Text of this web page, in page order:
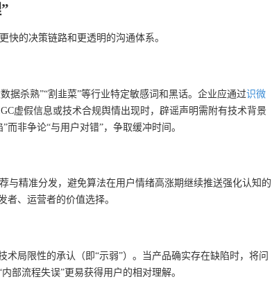
快的决策链路和更透明的沟通体系。
据杀熟”“割韭菜”等行业特定敏感词和黑话。企业应通过识微
虚假信息或技术合规舆情出现时，辟谣声明需附有技术背景
非争论“与用户对错”，争取缓冲时间。
与精准分发，避免算法在用户情绪高涨期继续推送强化认知的
者、运营者的价值选择。
局限性的承认（即“示弱”）。当产品确实存在缺陷时，将问
部流程失误”更易获得用户的相对理解。